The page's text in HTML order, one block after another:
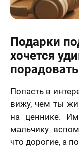
Подарки
хочется
порадовать
Попасть в
вижу, чем ты
на ценнике.
мальчику
что дорогие, а